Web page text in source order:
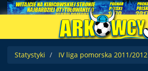
Statystyki
IV liga pomorska 2011/2012